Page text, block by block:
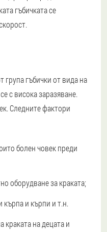
гъбичката се
група гъбички от вида на
с висока заразяване.
Следните фактори
болен човек преди
оборудване за краката;
и кърпи и т.н.
краката на децата и